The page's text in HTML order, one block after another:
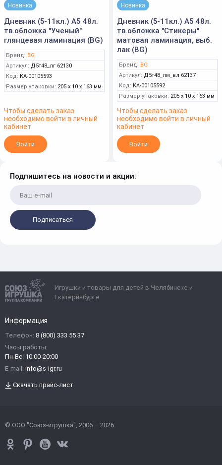
Новинка
Дневник (5-11кл.) А5 48л.
тв.обложка "Ученый"
глянцевая ламинация (BG)
Бренд: BG
Артикул: Д5т48_лг 62130
Код: КА-00105593
Размер упаковки: 205 x 10 x 163 мм
Чтобы сделать заказ
необходимо войти в личный
кабинет
Войти
Новинка
Дневник (5-11кл.) А5 48л.
тв.обложка "Стикеры"
матовая ламинация, выб.
лак (BG)
Бренд: BG
Артикул: Д5т48_лм_вл 62137
Код: КА-00105592
Размер упаковки: 205 x 10 x 163 мм
Чтобы сделать заказ
необходимо войти в личный
кабинет
Войти
Подпишитесь на новости и акции:
Подписаться
Игрушки и товары для детей в Челябинске и
Екатеринбурге
Информация
Телефон: 8 (800) 333 55 37
Часы работы:
Пн-Вс: 10:00-20:00
E-mail: info@s-igr.ru
Скачать прайс-лист
© ООО "Союз-игрушка", 2006 – 2026.